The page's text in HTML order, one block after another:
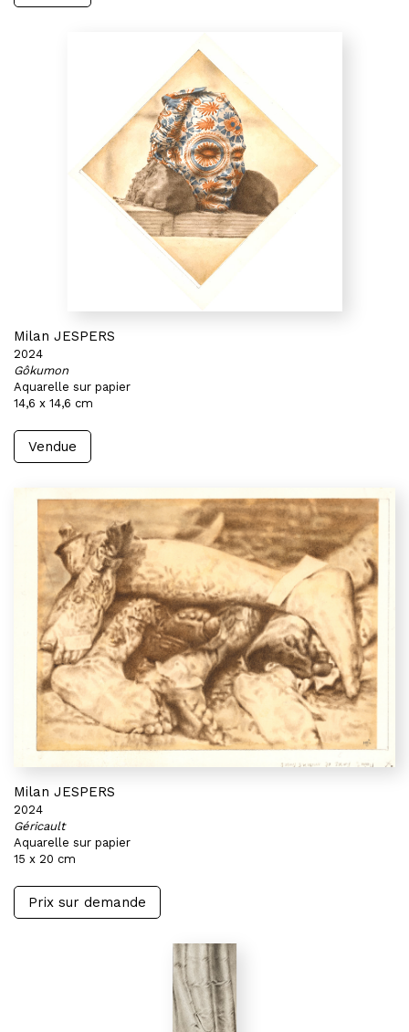
Milan JESPERS
2024
Gôkumon
Aquarelle sur papier
14,6 x 14,6 cm
Vendue
Milan JESPERS
2024
Géricault
Aquarelle sur papier
15 x 20 cm
Prix sur demande